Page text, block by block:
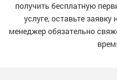
получить бесплатную
услуге, оставьте
менеджер обязательно